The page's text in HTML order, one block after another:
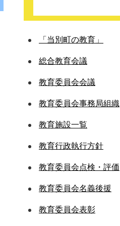
「当別町の教育」
総合教育会議
教育委員会会議
教育委員会事務局組織
教育施設一覧
教育行政執行方針
教育委員会点検・評価
教育委員会名義後援
教育委員会表彰